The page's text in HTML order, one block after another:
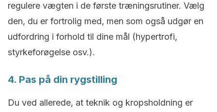
regulere vægten i de første træningsrutiner. Vælg
den, du er fortrolig med, men som også udgør en
udfordring i forhold til dine mål (hypertrofi,
styrkeforøgelse osv.).
4. Pas på din rygstilling
Du ved allerede, at teknik og kropsholdning er